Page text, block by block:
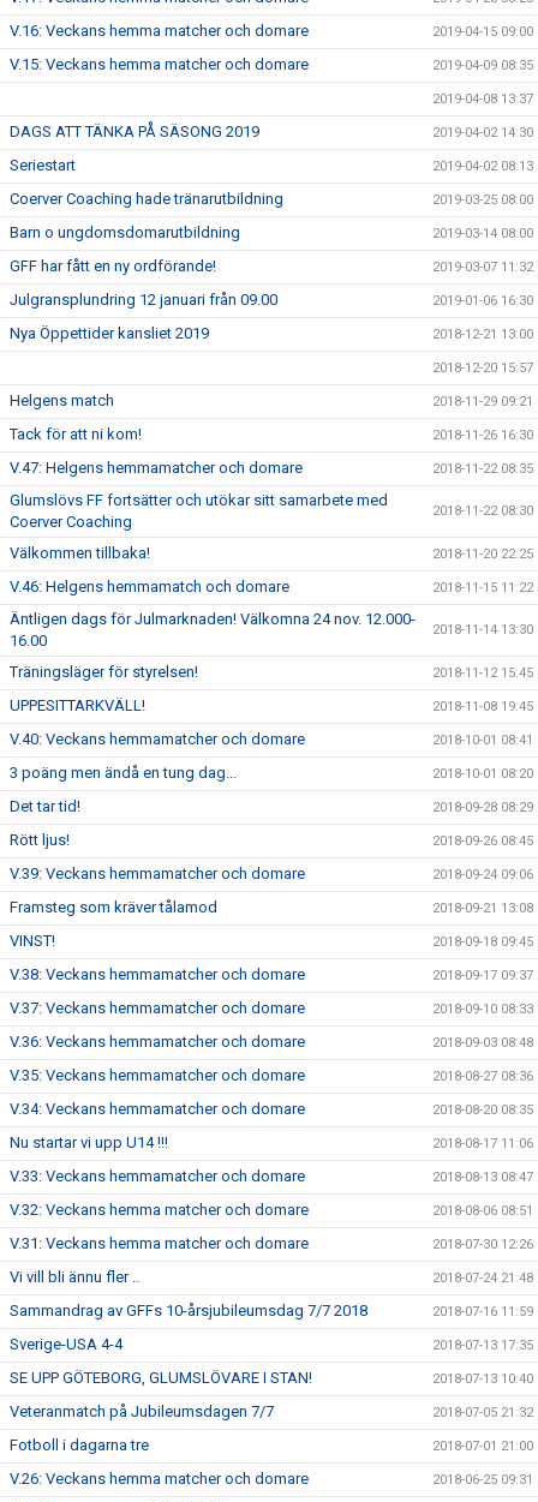
V.16: Veckans hemma matcher och domare 2019-04-15 09:00
V.15: Veckans hemma matcher och domare 2019-04-09 08:35
2019-04-08 13:37
DAGS ATT TÄNKA PÅ SÄSONG 2019 2019-04-02 14:30
Seriestart 2019-04-02 08:13
Coerver Coaching hade tränarutbildning 2019-03-25 08:00
Barn o ungdomsdomarutbildning 2019-03-14 08:00
GFF har fått en ny ordförande! 2019-03-07 11:32
Julgransplundring 12 januari från 09.00 2019-01-06 16:30
Nya Öppettider kansliet 2019 2018-12-21 13:00
2018-12-20 15:57
Helgens match 2018-11-29 09:21
Tack för att ni kom! 2018-11-26 16:30
V.47: Helgens hemmamatcher och domare 2018-11-22 08:35
Glumslövs FF fortsätter och utökar sitt samarbete med
Coerver Coaching
2018-11-22 08:30
Välkommen tillbaka! 2018-11-20 22:25
V.46: Helgens hemmamatch och domare 2018-11-15 11:22
Äntligen dags för Julmarknaden! Välkomna 24 nov. 12.000-
16.00
2018-11-14 13:30
Träningsläger för styrelsen! 2018-11-12 15:45
UPPESITTARKVÄLL! 2018-11-08 19:45
V.40: Veckans hemmamatcher och domare 2018-10-01 08:41
3 poäng men ändå en tung dag... 2018-10-01 08:20
Det tar tid! 2018-09-28 08:29
Rött ljus! 2018-09-26 08:45
V.39: Veckans hemmamatcher och domare 2018-09-24 09:06
Framsteg som kräver tålamod 2018-09-21 13:08
VINST! 2018-09-18 09:45
V.38: Veckans hemmamatcher och domare 2018-09-17 09:37
V.37: Veckans hemmamatcher och domare 2018-09-10 08:33
V.36: Veckans hemmamatcher och domare 2018-09-03 08:48
V.35: Veckans hemmamatcher och domare 2018-08-27 08:36
V.34: Veckans hemmamatcher och domare 2018-08-20 08:35
Nu startar vi upp U14 !!! 2018-08-17 11:06
V.33: Veckans hemmamatcher och domare 2018-08-13 08:47
V.32: Veckans hemma matcher och domare 2018-08-06 08:51
V.31: Veckans hemma matcher och domare 2018-07-30 12:26
Vi vill bli ännu fler .. 2018-07-24 21:48
Sammandrag av GFFs 10-årsjubileumsdag 7/7 2018 2018-07-16 11:59
Sverige-USA 4-4 2018-07-13 17:35
SE UPP GÖTEBORG, GLUMSLÖVARE I STAN! 2018-07-13 10:40
Veteranmatch på Jubileumsdagen 7/7 2018-07-05 21:32
Fotboll i dagarna tre 2018-07-01 21:00
V.26: Veckans hemma matcher och domare 2018-06-25 09:31